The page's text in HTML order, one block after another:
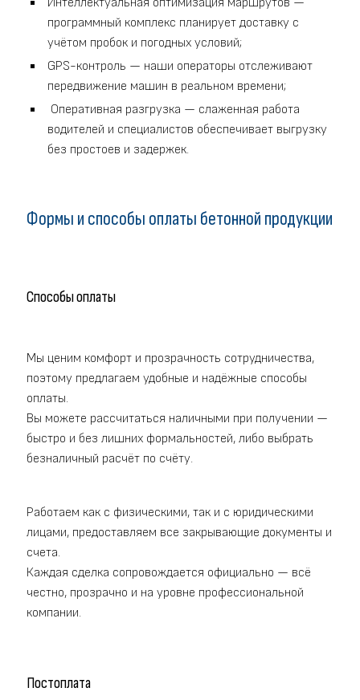
программный комплекс планирует доставку с
учётом пробок и погодных условий;
GPS-контроль — наши операторы отслеживают
передвижение машин в реальном времени;
Оперативная разгрузка — слаженная работа
водителей и специалистов обеспечивает выгрузку
без простоев и задержек.
Формы и способы оплаты бетонной продукции
Способы оплаты
Мы ценим комфорт и прозрачность сотрудничества,
поэтому предлагаем удобные и надёжные способы
оплаты.
Вы можете рассчитаться наличными при получении —
быстро и без лишних формальностей, либо выбрать
безналичный расчёт по счёту.
Работаем как с физическими, так и с юридическими
лицами, предоставляем все закрывающие документы и
счета.
Каждая сделка сопровождается официально — всё
честно, прозрачно и на уровне профессиональной
компании.
Постоплата